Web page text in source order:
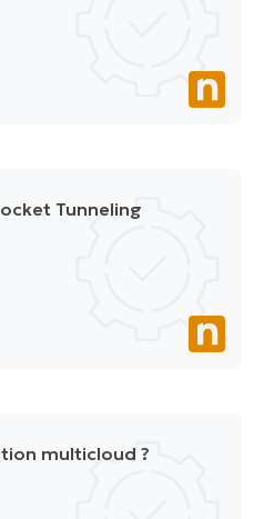
Tunneling
multicloud ?